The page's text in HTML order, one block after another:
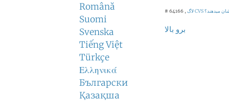
Română
Suomi
Svenska
Tiếng Việt
Türkçe
Ελληνικά
Български
Қазақша
# 64166 , لاگ CVSمیدهند؟
برو بالا